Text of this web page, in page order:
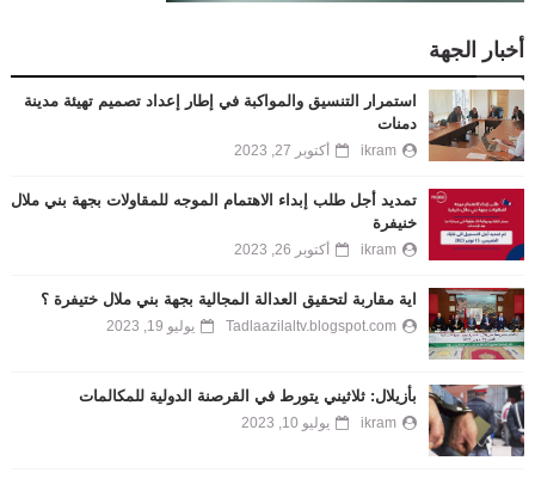
أخبار الجهة
استمرار التنسيق والمواكبة في إطار إعداد تصميم تهيئة مدينة
دمنات
ikram أكتوبر 27, 2023
تمديد أجل طلب إبداء الاهتمام الموجه للمقاولات بجهة بني ملال
خنيفرة
ikram أكتوبر 26, 2023
اية مقاربة لتحقيق العدالة المجالية بجهة بني ملال ختيفرة ؟
Tadlaazilaltv.blogspot.com يوليو 19, 2023
بأزيلال: ثلاثيني يتورط في القرصنة الدولية للمكالمات
ikram يوليو 10, 2023